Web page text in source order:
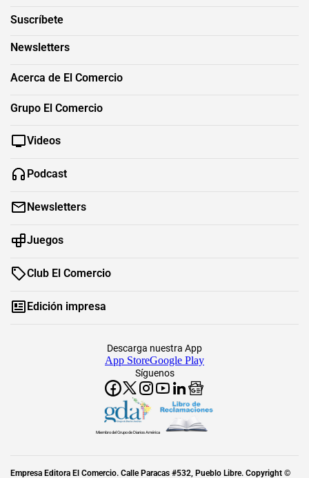
Suscríbete
Newsletters
Acerca de El Comercio
Grupo El Comercio
Videos
Podcast
Newsletters
Juegos
Club El Comercio
Edición impresa
Síguenos
Descarga nuestra App
App StoreGoogle Play
Miembro del Grupo de Diarios América
Empresa Editora El Comercio. Calle Paracas #532, Pueblo Libre. Copyright ©